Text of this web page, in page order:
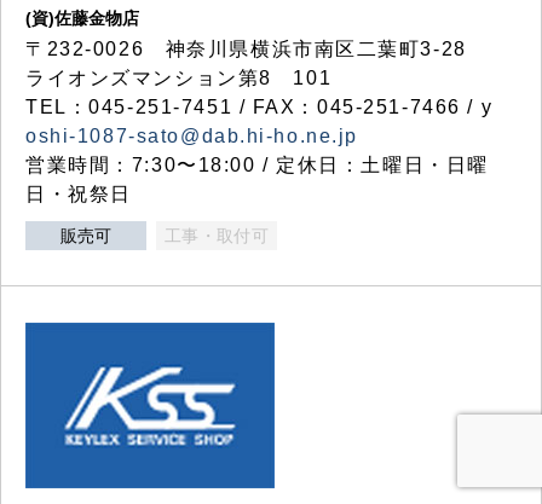
(資)佐藤金物店
〒232-0026 神奈川県横浜市南区二葉町3-28
ライオンズマンション第8 101
TEL：045-251-7451 / FAX：045-251-7466 / y
oshi-1087-sato@dab.hi-ho.ne.jp
営業時間：7:30〜18:00 / 定休日：土曜日・日曜
日・祝祭日
販売可 工事・取付可